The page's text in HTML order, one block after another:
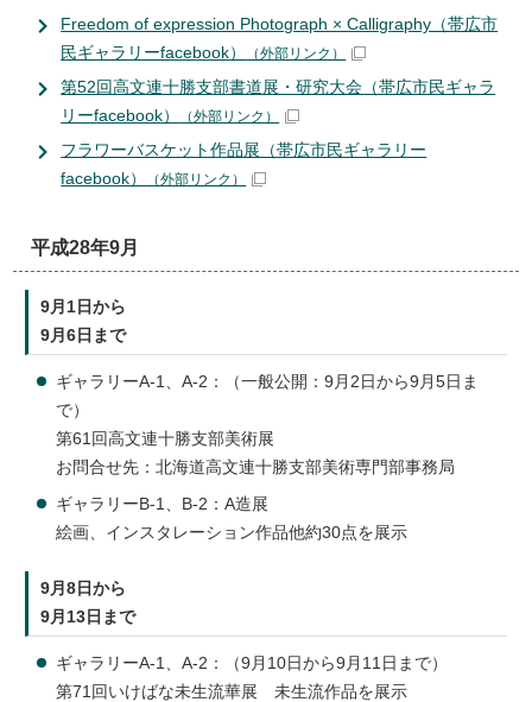
Freedom of expression Photograph × Calligraphy（帯広市
民ギャラリーfacebook）
（外部リンク）
第52回高文連十勝支部書道展・研究大会（帯広市民ギャラ
リーfacebook）
（外部リンク）
フラワーバスケット作品展（帯広市民ギャラリー
facebook）
（外部リンク）
平成28年9月
9月1日から
9月6日まで
ギャラリーA-1、A-2：（一般公開：9月2日から9月5日ま
で）
第61回高文連十勝支部美術展
お問合せ先：北海道高文連十勝支部美術専門部事務局
ギャラリーB-1、B-2：A造展
絵画、インスタレーション作品他約30点を展示
9月8日から
9月13日まで
ギャラリーA-1、A-2：（9月10日から9月11日まで）
第71回いけばな未生流華展 未生流作品を展示